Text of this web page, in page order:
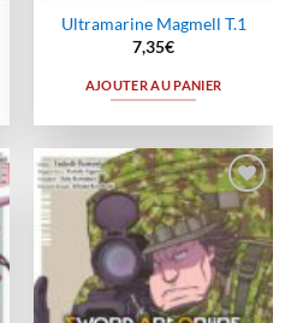
Ultramarine Magmell T.1
7,35€
AJOUTER AU PANIER
Ajouter
à la
wishlist